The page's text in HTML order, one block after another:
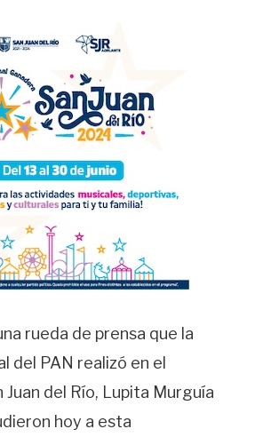
rueda de prensa que la
del PAN realizó en el
Juan del Río, Lupita Murguía
hoy a esta